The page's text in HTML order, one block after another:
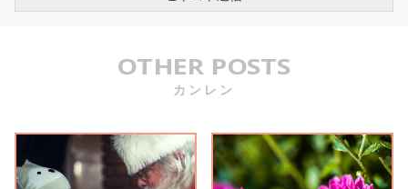
OTHER POSTS
カンレン